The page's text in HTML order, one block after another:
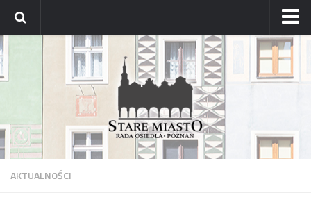
Strona główna
Archiwum aktualności
Archiwum bloga
Osiedle
Mapa osiedla
AKTUALNOŚCI